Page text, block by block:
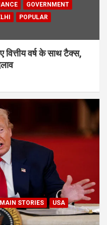
GOVERNMENT
POPULAR
वर्ष के साथ टैक्स,
MAIN STORIES
USA